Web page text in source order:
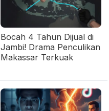
Bocah 4 Tahun Dijual di
Jambi! Drama Penculikan
Makassar Terkuak